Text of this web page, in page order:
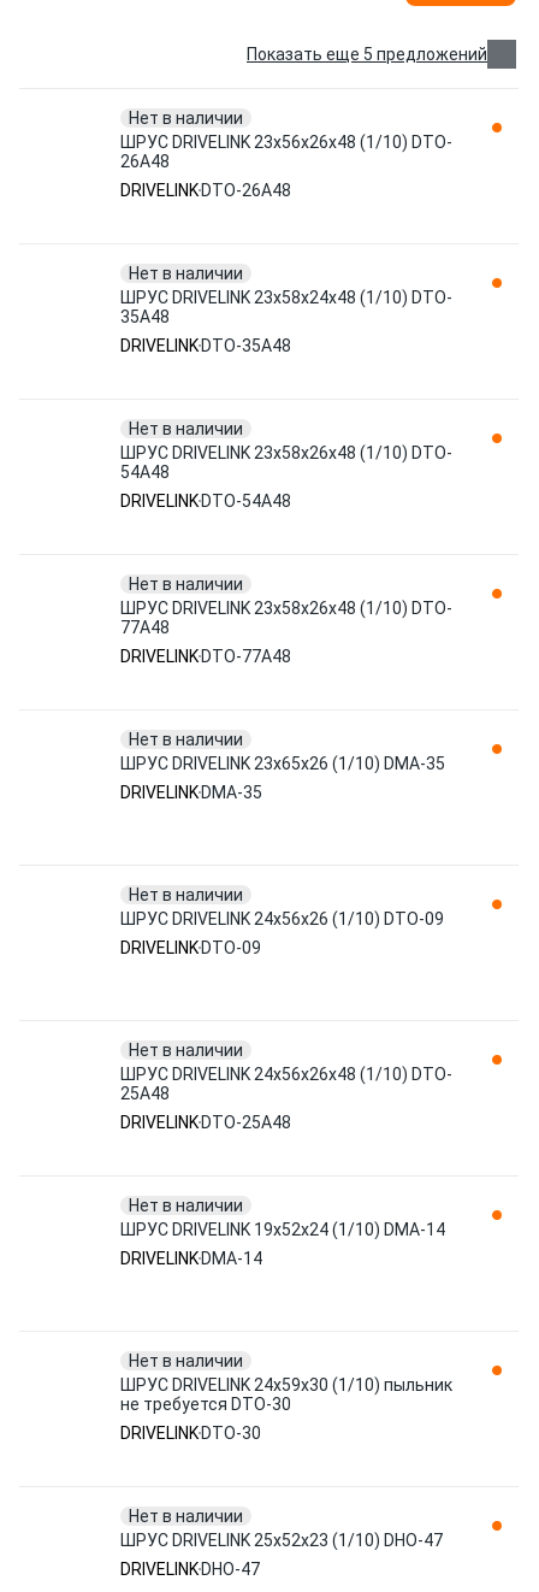
Показать еще 5 предложений
Нет в наличии
ШРУС DRIVELINK 23x56x26x48 (1/10) DTO-
26A48
DRIVELINK DTO-26A48
Нет в наличии
ШРУС DRIVELINK 23x58x24x48 (1/10) DTO-
35A48
DRIVELINK DTO-35A48
Нет в наличии
ШРУС DRIVELINK 23x58x26х48 (1/10) DTO-
54A48
DRIVELINK DTO-54A48
Нет в наличии
ШРУС DRIVELINK 23x58x26х48 (1/10) DTO-
77A48
DRIVELINK DTO-77A48
Нет в наличии
ШРУС DRIVELINK 23x65x26 (1/10) DMA-35
DRIVELINK DMA-35
Нет в наличии
ШРУС DRIVELINK 24x56x26 (1/10) DTO-09
DRIVELINK DTO-09
Нет в наличии
ШРУС DRIVELINK 24x56x26x48 (1/10) DTO-
25A48
DRIVELINK DTO-25A48
Нет в наличии
ШРУС DRIVELINK 19x52x24 (1/10) DMA-14
DRIVELINK DMA-14
Нет в наличии
ШРУС DRIVELINK 24x59x30 (1/10) пыльник
не требуется DTO-30
DRIVELINK DTO-30
Нет в наличии
ШРУС DRIVELINK 25x52x23 (1/10) DHO-47
DRIVELINK DHO-47